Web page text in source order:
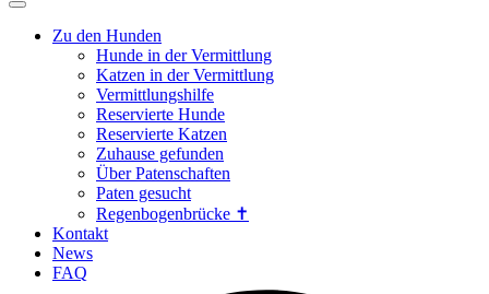
Zu den Hunden
Hunde in der Vermittlung
Katzen in der Vermittlung
Vermittlungshilfe
Reservierte Hunde
Reservierte Katzen
Zuhause gefunden
Über Patenschaften
Paten gesucht
Regenbogenbrücke ✝
Kontakt
News
FAQ